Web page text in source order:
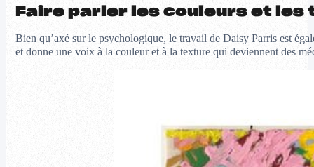
Faire parler les couleurs et les
Bien qu’axé sur le psychologique, le travail de Daisy Parris est
et donne une voix à la couleur et à la texture qui deviennent des